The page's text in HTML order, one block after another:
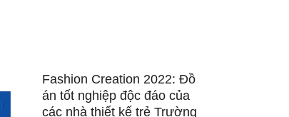
Fashion Creation 2022: Đồ
án tốt nghiệp độc đáo của
các nhà thiết kế trẻ Trường